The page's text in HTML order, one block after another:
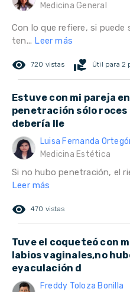
Medicina General
Con lo que refiere, si puede
ten... Leer más
remove_red_eye 720 vistas volunteer_activism Útil para 2
Estuve con mi pareja
penetración sólo roces
debería lle
Luisa Fernanda
Medicina Estética
Si no hubo penetración, el
Leer más
remove_red_eye 470 vistas
Tuve el coqueteó con
labios vaginales,no
eyaculación d
Freddy Toloza Bonilla